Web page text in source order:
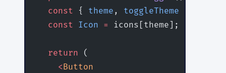
  const
{ theme , toggleTheme
  const
Icon = icons[theme];
  return
(
    <
Button